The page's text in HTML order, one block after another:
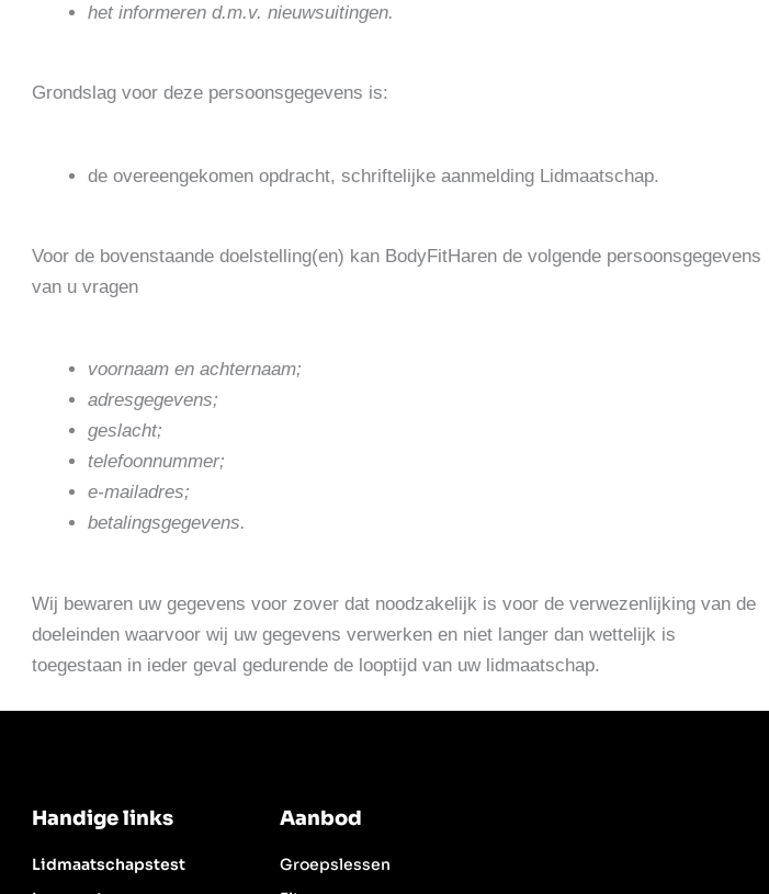
het informeren d.m.v. nieuwsuitingen.
Grondslag voor deze persoonsgegevens is:
de overeengekomen opdracht, schriftelijke aanmelding Lidmaatschap.
Voor de bovenstaande doelstelling(en) kan BodyFitHaren de volgende persoonsgegevens
van u vragen
voornaam en achternaam;
adresgegevens;
geslacht;
telefoonnummer;
e-mailadres;
betalingsgegevens.
Wij bewaren uw gegevens voor zover dat noodzakelijk is voor de verwezenlijking van de
doeleinden waarvoor wij uw gegevens verwerken en niet langer dan wettelijk is
toegestaan in ieder geval gedurende de looptijd van uw lidmaatschap.
Handige links
Lidmaatschapstest
Aanbod
Groepslessen